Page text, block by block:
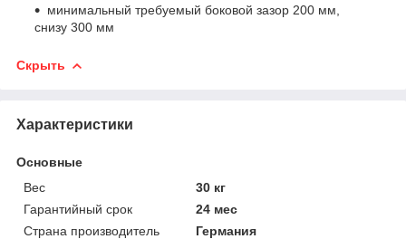
минимальный требуемый боковой зазор 200 мм,
снизу 300 мм
Скрыть
Характеристики
Основные
Вес
30 кг
Гарантийный срок
24 мес
Страна производитель
Германия